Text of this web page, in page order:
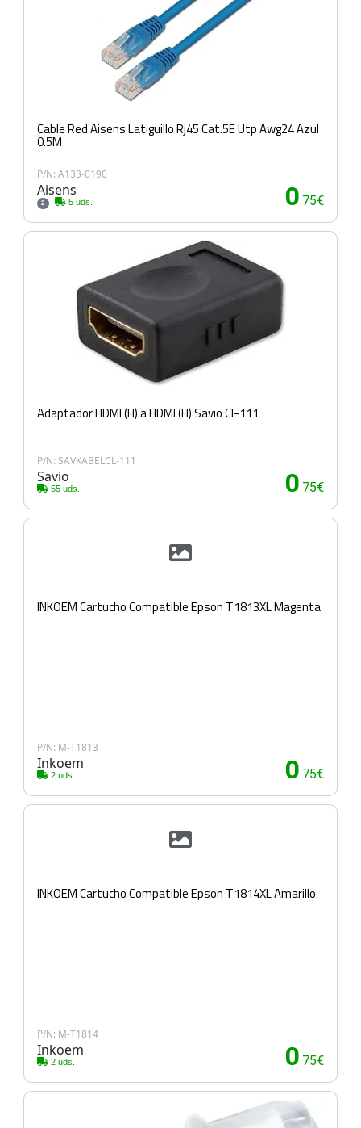
Cable Red Aisens Latiguillo Rj45 Cat.5E Utp Awg24 Azul
0.5M
P/N: A133-0190
Aisens
2 5 uds. 0.75€
Adaptador HDMI (H) a HDMI (H) Savio Cl-111
P/N: SAVKABELCL-111
Savio
55 uds. 0.75€
INKOEM Cartucho Compatible Epson T1813XL Magenta
P/N: M-T1813
Inkoem
2 uds. 0.75€
INKOEM Cartucho Compatible Epson T1814XL Amarillo
P/N: M-T1814
Inkoem
2 uds. 0.75€